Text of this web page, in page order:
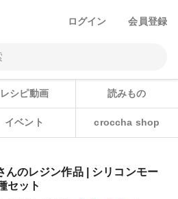
ログイン 会員登録
レシピ動画 読みもの
イベント croccha shop
のレジン作品 | シリコンモー
セット